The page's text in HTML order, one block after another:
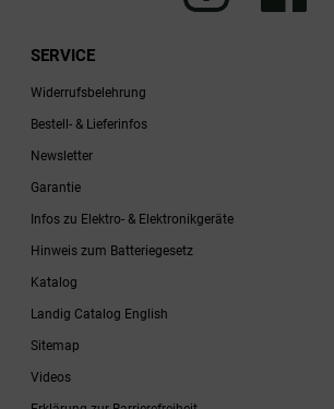
SERVICE
Widerrufsbelehrung
Bestell- & Lieferinfos
Newsletter
Garantie
Infos zu Elektro- & Elektronikgeräte
Hinweis zum Batteriegesetz
Katalog
Landig Catalog English
Sitemap
Videos